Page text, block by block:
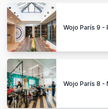
Wojo París 9 -
Wojo París 8 -